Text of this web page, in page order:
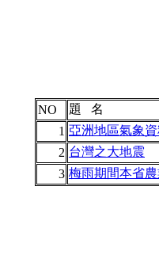
NO
題 名
1 亞洲地區氣象
2 台灣之大地震
3 梅雨期間本省